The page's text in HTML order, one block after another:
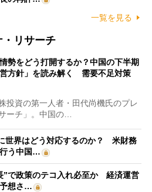
一覧を見る
・リサーチ
勢をどう打開するか？中国の下半期
方針」を読み解く 需要不足対策
投資の第一人者・田代尚機氏のプレ
ーチ」。中国の…
世界はどう対応するのか？ 米財務
う中国…
”で政策のテコ入れ必至か 経済運営
想さ…